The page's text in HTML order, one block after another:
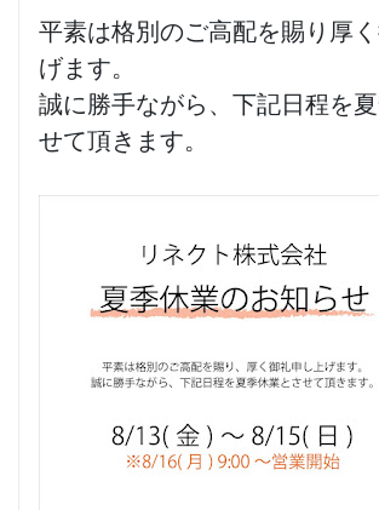
平素は格別のご高配を賜り厚
げます。
誠に勝手ながら、下記日程を
せて頂きます。